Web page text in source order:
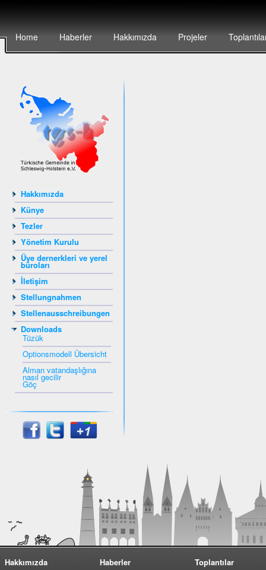
Home Haberler Hakkımızda Projeler
Hakkımızda
Künye
Tezler
Yönetim Kurulu
Üye dernerkleri ve yerel
büroları
İletişim
Stellungnahmen
Stellenausschreibungen
Downloads
Tüzük
Optionsmodell Übersicht
Alman vatandaşlığına
nasıl gecilir
Göç
Hakkımızda
Haberler
Toplantılar